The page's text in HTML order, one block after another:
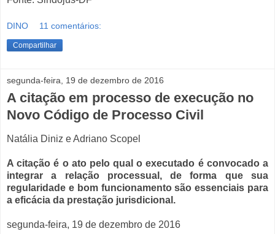
DINO 11 comentários:
Compartilhar
segunda-feira, 19 de dezembro de 2016
A citação em processo de execução no
Novo Código de Processo Civil
Natália Diniz e Adriano Scopel
A citação é o ato pelo qual o executado é convocado a
integrar a relação processual, de forma que sua
regularidade e bom funcionamento são essenciais para
a eficácia da prestação jurisdicional.
segunda-feira, 19 de dezembro de 2016